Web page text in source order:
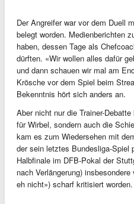
Der Angreifer war vor dem Duell
belegt worden. Medienberichten
haben, dessen Tage als
dürften. «Wir wollen alles dafür
und dann schauen wir mal am
Krösche vor dem Spiel beim
Bekenntnis hört sich anders an.
Aber nicht nur die Trainer-
für Wirbel, sondern auch die
kam es zum Wiedersehen mit
der sein letztes Bundesliga-Spiel
Halbfinale im DFB-Pokal der
nach Verlängerung)
eh nicht») scharf kritisiert worden.